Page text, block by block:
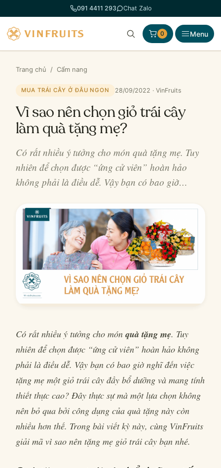
đến
phần
nội
dung
091 4411 293 Chat Zalo
0 Menu
Trang chủ / Cẩm nang
MUA TRÁI CÂY Ở ĐÂU NGON 28/09/2022 · VinFruits
Vì sao nên chọn giỏ trái cây
làm quà tặng mẹ?
Có rất nhiều ý tưởng cho món quà tặng mẹ. Tuy
nhiên để chọn được “ứng cử viên” hoàn hảo
không phải là điều dễ. Vậy bạn có bao giờ…
Có rất nhiều ý tưởng cho món quà tặng mẹ. Tuy
nhiên để chọn được “ứng cử viên” hoàn hảo không
phải là điều dễ. Vậy bạn có bao giờ nghĩ đến việc
tặng mẹ một giỏ trái cây đầy bổ dưỡng và mang tính
thiết thực cao? Đây thực sự mà một lựa chọn không
nên bỏ qua bởi công dụng của quà tặng này còn
nhiều hơn thế. Trong bài viết kỳ này, cùng VinFruits
giải mã vì sao nên tặng mẹ giỏ trái cây bạn nhé.